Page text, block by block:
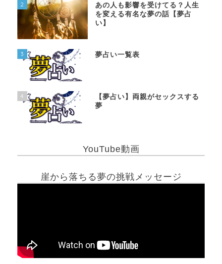
2
あの人も影響を受けてる？人生
を変える有名な夢の話【夢占
い】
3 夢占い一覧表
4
【夢占い】両親がセックスする
夢
YouTube動画
崖から落ちる夢の挑戦メッセージ